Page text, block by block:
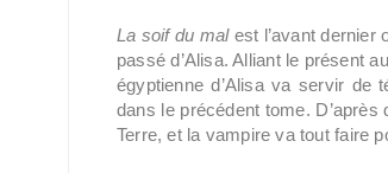
La soif du mal est l’avant
passé d’Alisa. Alliant le présent
égyptienne d’Alisa va servir de
dans le précédent tome.
Terre, et la vampire va tout faire